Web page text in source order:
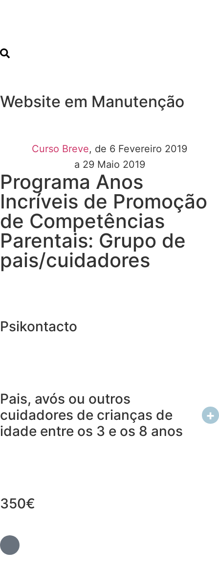
Website em Manutenção
Curso Breve, de 6 Fevereiro 2019
a 29 Maio 2019
Programa Anos
Incríveis de Promoção
de Competências
Parentais: Grupo de
pais/cuidadores
Psikontacto
Pais, avós ou outros
cuidadores de crianças de
idade entre os 3 e os 8 anos
+
350€